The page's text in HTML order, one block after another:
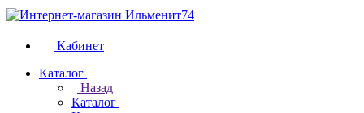
Кабинет
Каталог
Назад
Каталог